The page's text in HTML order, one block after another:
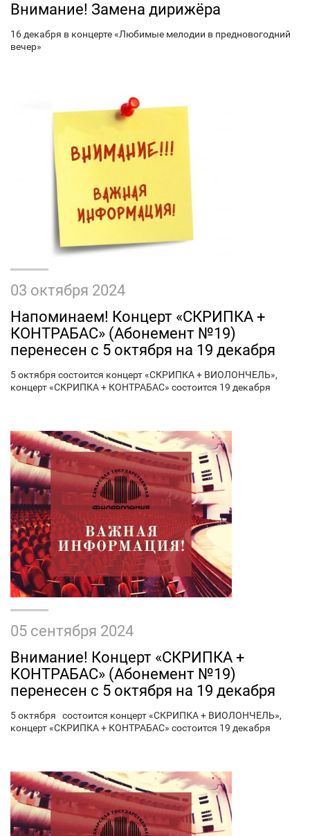
Внимание! Замена дирижёра
16 декабря в концерте «Любимые мелодии в предновогодний
вечер»
03 октября 2024
Напоминаем! Концерт «СКРИПКА +
КОНТРАБАС» (Абонемент №19)
перенесен с 5 октября на 19 декабря
5 октября состоится концерт «СКРИПКА + ВИОЛОНЧЕЛЬ»,
концерт «СКРИПКА + КОНТРАБАС» состоится 19 декабря
05 сентября 2024
Внимание! Концерт «СКРИПКА +
КОНТРАБАС» (Абонемент №19)
перенесен с 5 октября на 19 декабря
5 октября состоится концерт «СКРИПКА + ВИОЛОНЧЕЛЬ»,
концерт «СКРИПКА + КОНТРАБАС» состоится 19 декабря